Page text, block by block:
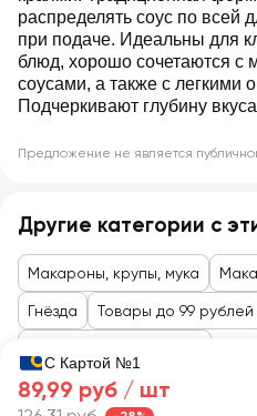
распределять соус по всей
при подаче. Идеальны для
блюд, хорошо сочетаются
соусами, а также с легкими
Подчеркивают глубину
Предложение не является
Другие категории с
Макароны, крупы, мука
Гнёзда Товары до 99 рублей
С Картой №1
89,99 руб / шт